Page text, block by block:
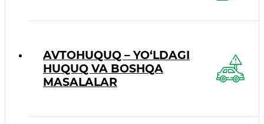
AVTOHUQUQ – YO‘LDAGI
HUQUQ VA BOSHQA
MASALALAR